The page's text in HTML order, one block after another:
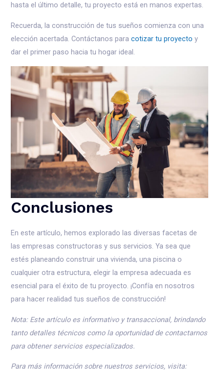
hasta el último detalle, tu proyecto está en manos expertas.
Recuerda, la construcción de tus sueños comienza con una
elección acertada. Contáctanos paracotizar tu proyecto y
dar el primer paso hacia tu hogar ideal.
Conclusiones
En este artículo, hemos explorado las diversas facetas de
las empresas constructoras y sus servicios. Ya sea que
estés planeando construir una vivienda, una piscina o
cualquier otra estructura, elegir la empresa adecuada es
esencial para el éxito de tu proyecto. ¡Confía en nosotros
para hacer realidad tus sueños de construcción!
Nota: Este artículo es informativo y transaccional, brindando
tanto detalles técnicos como la oportunidad de contactarnos
para obtener servicios especializados.
Para más información sobre nuestros servicios, visita: